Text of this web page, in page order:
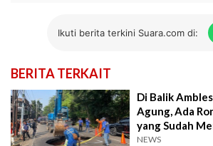
Ikuti berita terkini Suara.com di:
BERITA TERKAIT
Di Balik
Agung, Ada
yang Sudah
NEWS